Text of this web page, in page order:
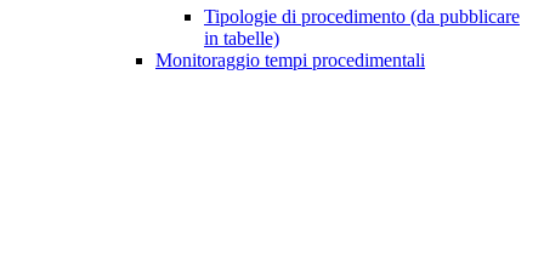
Tipologie di procedimento (da pubblicare
in tabelle)
Monitoraggio tempi procedimentali